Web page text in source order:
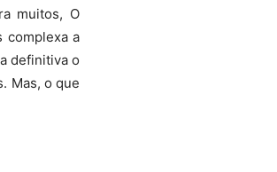
muitos, O
complexa a
definitiva o
Mas, o que